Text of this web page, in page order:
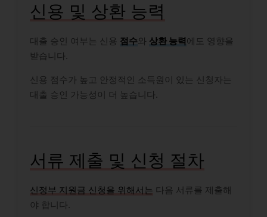
신용 및 상환 능력
대출 승인 여부는 신용 점수와 상환 능력에도 영향을
받습니다.
신용 점수가 높고 안정적인 소득원이 있는 신청자는
대출 승인 가능성이 더 높습니다.
서류 제출 및 신청 절차
신정부 지원금 신청을 위해서는 다음 서류를 제출해
야 합니다.